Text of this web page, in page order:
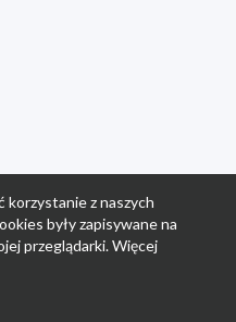
korzystanie z naszych
były zapisywane na
przeglądarki. Więcej